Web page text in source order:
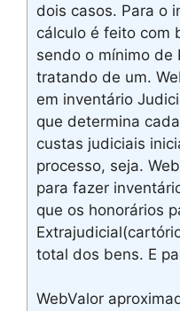
dois casos. Para o
cálculo é feito com
sendo o mínimo de
tratando de um.
em inventário
que determina
custas judiciais
processo, seja.
para fazer
que os honorários
total dos bens. E
WebValor